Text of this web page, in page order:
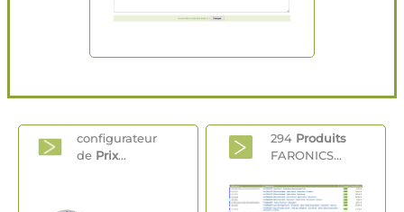
configurateur
de Prix...
294 Produits
FARONICS...